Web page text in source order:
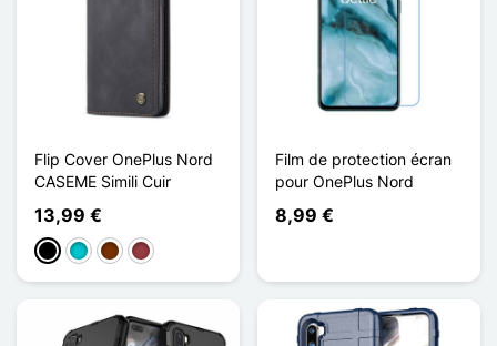
Flip Cover OnePlus Nord
CASEME Simili Cuir
13,99 €
Schwarz
TürkisKaffeeDunkelrot
Film de protection écran
pour OnePlus Nord
8,99 €